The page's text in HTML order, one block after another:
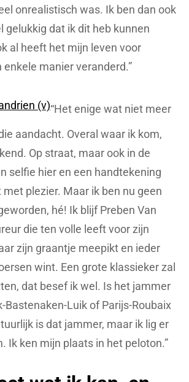
onrealistisch was. Ik ben dan ook
gelukkig dat ik dit heb kunnen
al heeft het mijn leven voor
manier veranderd.”
“Het enige wat niet meer
aandacht. Overal waar ik kom,
Op straat, maar ook in de
selfie hier en een handtekening
met plezier. Maar ik ben nu geen
hé! Ik blijf Preben Van
die ten volle leeft voor zijn
zijn graantje meepikt en ieder
wint. Een grote klassieker zal
dat besef ik wel. Is het jammer
Bastenaken-Luik of Parijs-Roubaix
is dat jammer, maar ik lig er
Ik ken mijn plaats in het peloton.”